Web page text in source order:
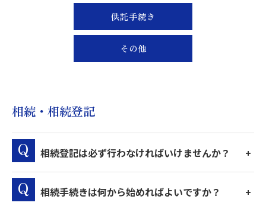
供託手続き
その他
相続・相続登記
相続登記は必ず行わなければいけませんか？
相続手続きは何から始めればよいですか？